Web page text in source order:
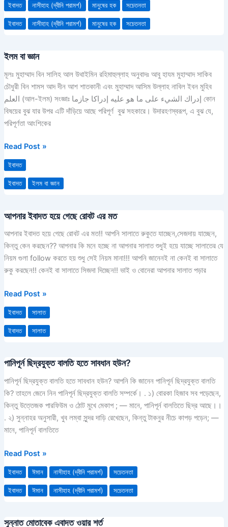
ইবাদত নাসীহাহ (দ্বীনি পরামর্শ) মানুষের হক সচেতনতা
ইবাদত নাসীহাহ (দ্বীনি পরামর্শ) মানুষের হক সচেতনতা
ইলম বা জ্ঞান
মূলঃ মুহাম্মাদ বিন সালিহ আল উথাইমিন রহিমাহুল্লাহ অনুবাদঃ আবু হাযম মুহাম্মাদ সাকিব
চৌধুরী বিন শামস আদ দীন আশ শাতকানী এবং মুহাম্মাদ আসিম উল্লাহ নাবিল ইবন মুহিব
العلم (আল-ইলম) সংজ্ঞাঃ إدراك الشيء على ما هو عليه إدراكا جازما কোন
বিষয়ের বুঝ যার উপর এটি দাঁড়িয়ে আছে পরিপূর্ণ বুঝ সহকারে। উদারহণস্বরূপ, এ বুঝ যে,
পরিপূর্ণতা আংশিকের
ইলম
জ্ঞান
Read Post »
ইবাদত
ইবাদত ইলম বা জ্ঞান
আপনার ইবাদত হয়ে গেছে রোবট এর মত
আপনার ইবাদত হয়ে গেছে রোবট এর মত!! আপনি সালাতে রুকুতে যাচ্ছেন,সেজদায় যাচ্ছেন,
কিন্তু কেন করছেন?? আপনার কি মনে হচ্ছে না আপনার সালাত শুধুই হয়ে যাচ্ছে সালাতের যে
নিয়ম গুলা follow করতে হয় শুধু সেই নিয়ম মানা!!! আপনি জানেনই না কেনই বা সালাতে
রুকু করছেন!! কেনই বা সালাতে সিজদা দিচ্ছেন!! ভাই ও বোনেরা আপনার সালাত পড়ার
আপনার
গেছে
এর
মত
Read Post »
ইবাদত সালাত
ইবাদত সালাত
পানিপূর্ন ছিদ্রযুক্ত বালতি হতে সাবধান হউন?
পানিপূর্ন ছিদ্রযুক্ত বালতি হতে সাবধান হউন? আপনি কি জানেন পানিপূর্ন ছিদ্রযুক্ত বালতি
কি? তাহলে জেনে নিন পানিপূর্ন ছিদ্রযুক্ত বালতি সম্পর্কে। . ১) বোরকা হিজাব সব পড়েছেন,
কিন্তু উত্তেজক পারফিউম ও ঠোট মুখে মেকাপ ; — মানে, পানিপূর্ন বালতিতে ছিদ্র আছে।।
. ২) সুন্নাহর অনুসারী, খুব লম্বা সুন্দর দাড়ি রেখেছেন, কিন্তু টাকনুর নীচে কাপড় পড়েন; —
মানে, পানিপূর্ন বালতিতে
পানিপূর্ন
ছিদ্রযুক্ত
বালতি
সাবধান
হউন?
Read Post »
ইবাদত ঈমান নাসীহাহ (দ্বীনি পরামর্শ) সচেতনতা
ইবাদত ঈমান নাসীহাহ (দ্বীনি পরামর্শ) সচেতনতা
সুন্নাত মোতাবেক এবাদত ওয়ার শর্ত
সুন্নাত